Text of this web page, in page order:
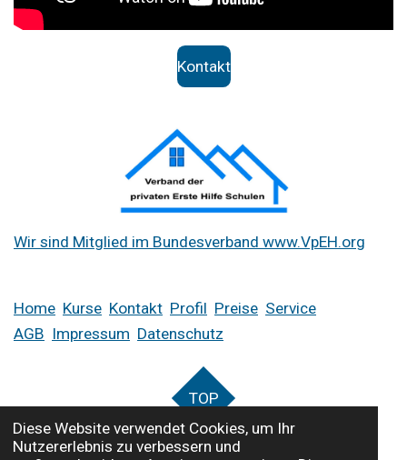
Diese Website verwendet Cookies, um Ihr
Nutzererlebnis zu verbessern und
Kontakt
Wir sind Mitglied im Bundesverband www.VpEH.org
Home Kurse Kontakt Profil Preise Service
AGB Impressum Datenschutz
TOP